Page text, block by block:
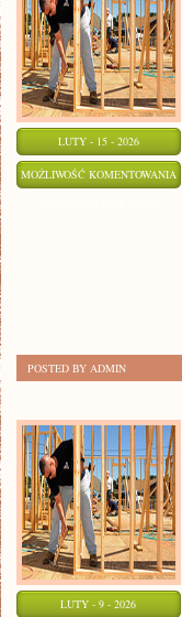
LUTY - 15 - 2026
MOŻLIWOŚĆ KOMENTOWANIA
POSTED BY ADMIN
LUTY - 9 - 2026